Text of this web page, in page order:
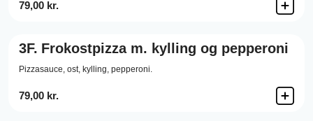
79,00 kr.
3F. Frokostpizza m. kylling og pepperoni
Pizzasauce, ost, kylling, pepperoni.
79,00 kr.